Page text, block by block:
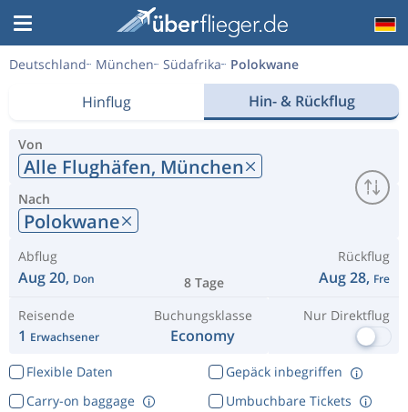
Deutschland München Südafrika Polokwane
Hinflug Hin- & Rückflug
Von
Alle Flughäfen, München
Nach
Polokwane
Abflug
Aug 20, Don 8 Tage
Rückflug
Aug 28, Fre
Reisende
1 Erwachsener
Buchungsklasse
Economy
Nur Direktflug
Flexible Daten
Gepäck inbegriffen
Umbuchbare Tickets
Carry-on baggage